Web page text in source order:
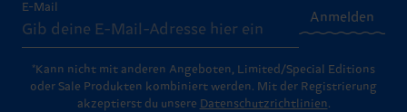
E-Mail
Anmelden
*Kann nicht mit anderen Angeboten, Limited/Special Editions
oder Sale Produkten kombiniert werden. Mit der Registrierung
akzeptierst du unsere Datenschutzrichtlinien.